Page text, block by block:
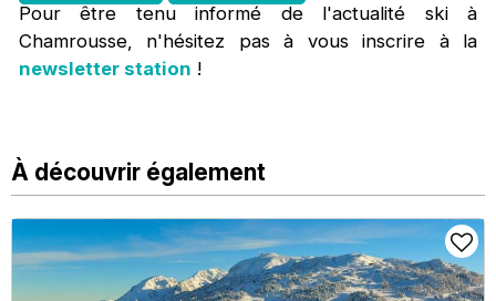
Pour être tenu informé de l'actualité ski à
Chamrousse, n'hésitez pas à vous inscrire à la
newsletter station !
À découvrir également